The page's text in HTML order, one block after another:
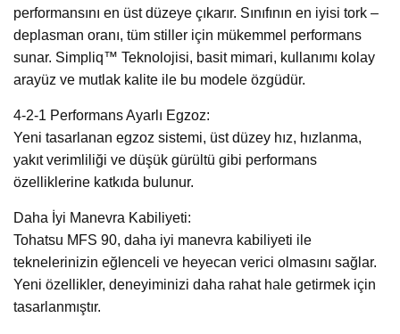
performansını en üst düzeye çıkarır. Sınıfının en iyisi tork –
deplasman oranı, tüm stiller için mükemmel performans
sunar. Simpliq™ Teknolojisi, basit mimari, kullanımı kolay
arayüz ve mutlak kalite ile bu modele özgüdür.
4-2-1 Performans Ayarlı Egzoz:
Yeni tasarlanan egzoz sistemi, üst düzey hız, hızlanma,
yakıt verimliliği ve düşük gürültü gibi performans
özelliklerine katkıda bulunur.
Daha İyi Manevra Kabiliyeti:
Tohatsu MFS 90, daha iyi manevra kabiliyeti ile
teknelerinizin eğlenceli ve heyecan verici olmasını sağlar.
Yeni özellikler, deneyiminizi daha rahat hale getirmek için
tasarlanmıştır.